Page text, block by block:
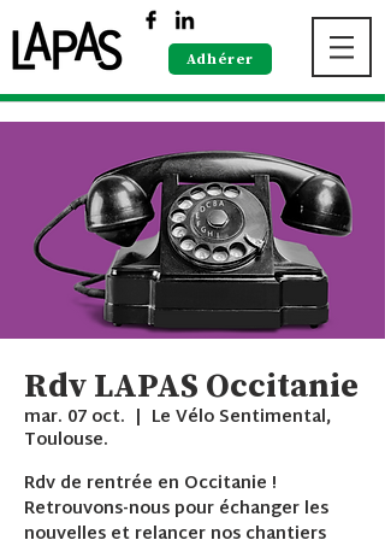
Adhérer
Rdv LAPAS Occitanie
mar. 07 oct.
  |
Le Vélo Sentimental,
Toulouse.
Rdv de rentrée en Occitanie !
Retrouvons-nous pour échanger les